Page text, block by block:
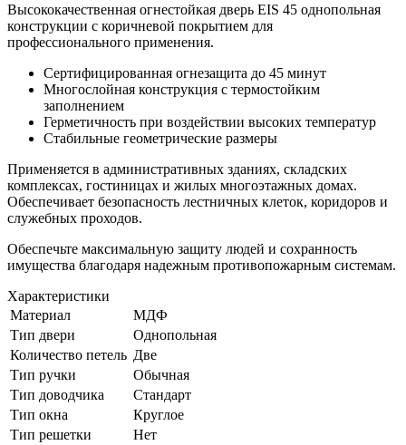
Высококачественная огнестойкая дверь EIS 45 однопольная
конструкции с коричневой покрытием для
профессионального применения.
Сертифицированная огнезащита до 45 минут
Многослойная конструкция с термостойким
заполнением
Герметичность при воздействии высоких температур
Стабильные геометрические размеры
Применяется в административных зданиях, складских
комплексах, гостиницах и жилых многоэтажных домах.
Обеспечивает безопасность лестничных клеток, коридоров и
служебных проходов.
Обеспечьте максимальную защиту людей и сохранность
имущества благодаря надежным противопожарным системам.
Характеристики
Материал
МДФ
Тип двери
Однопольная
Количество петель Две
Тип ручки
Обычная
Тип доводчика
Стандарт
Тип окна
Круглое
Тип решетки
Нет